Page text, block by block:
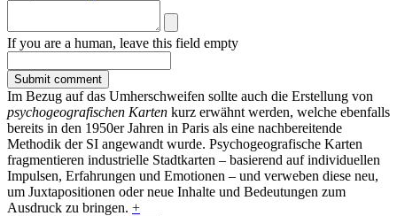
If you are a human, leave this field empty
Im Bezug auf das Umherschweifen sollte auch die Erstellung von
psychogeografischen Karten kurz erwähnt werden, welche ebenfalls
bereits in den 1950er Jahren in Paris als eine nachbereitende
Methodik der SI angewandt wurde. Psychogeografische Karten
fragmentieren industrielle Stadtkarten – basierend auf individuellen
Impulsen, Erfahrungen und Emotionen – und verweben diese neu,
um Juxtapositionen oder neue Inhalte und Bedeutungen zum
Ausdruck zu bringen. +